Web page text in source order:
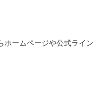
ホームページや公式ライン